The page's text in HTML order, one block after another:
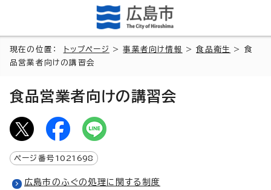
現在の位置： トップページ >事業者向け情報 >食品衛生
> 食
品営業者向けの講習会
食品営業者向けの講習会
ページ番号 1021698
広島市のふぐの処理に関する制度